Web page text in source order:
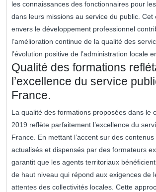
les connaissances des fonctionnaires pour
dans leurs missions au service du public. Cet
envers le développement professionnel
l’amélioration continue de la qualité des
l’évolution positive de l’administration locale
Qualité des formations
l’excellence du service
France.
La qualité des formations proposées dans le
2019 reflète parfaitement l’excellence du
France. En mettant l’accent sur des contenus
actualisés et dispensés par des formateurs
garantit que les agents territoriaux bénéficient
de haut niveau qui répond aux exigences de
attentes des collectivités locales. Cette